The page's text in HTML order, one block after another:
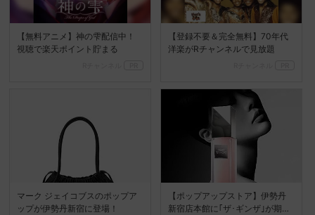
【無料アニメ】神の雫配信中！
視聴で楽天ポイント貯まる
【登録不要＆完全無料】70年代
洋楽がRチャンネルで見放題
マーク ジェイコブスのポップア
ップが伊勢丹新宿に登場！
【ポップアップストア】伊勢丹
新宿店本館に｢ザ･ギンザ｣が期間